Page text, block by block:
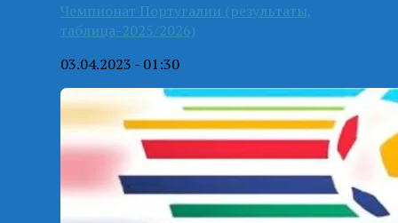
Чемпионат Португалии (результаты,
таблица-2025/2026)
03.04.2023 - 01:30